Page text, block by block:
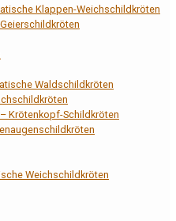
Klappen-Weichschildkröten
Waldschildkröten
Krötenkopf-Schildkröten
Weichschildkröten